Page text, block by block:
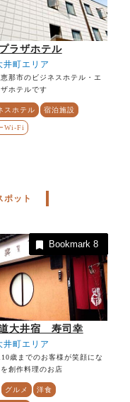
ラザホテル
井町エリア
那市のビジネスホテル・エ
ホテルです
スホテル 宿泊施設
Wi-Fi
ポット
大井宿 寿司幸
井町エリア
歳までのお客様が笑顔にな
創作料理のお店
グルメ 洋食
Bookmark 8